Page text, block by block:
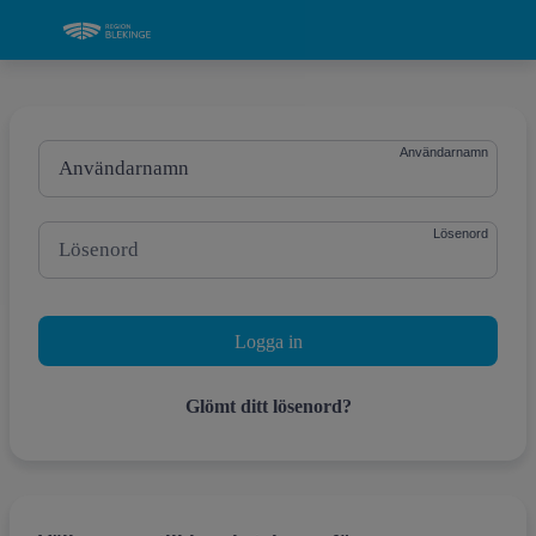
Portal
Användarnamn
Lösenord
Engångskod
Glömt ditt lösenord?